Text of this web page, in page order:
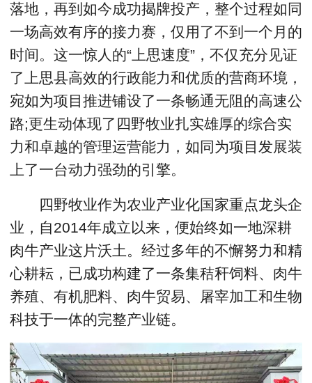
落地，再到如今成功揭牌投产，整个过程如同
一场高效有序的接力赛，仅用了不到一个月的
时间。这一惊人的“上思速度”，不仅充分见证
了上思县高效的行政能力和优质的营商环境，
宛如为项目推进铺设了一条畅通无阻的高速公
路;更生动体现了四野牧业扎实雄厚的综合实
力和卓越的管理运营能力，如同为项目发展装
上了一台动力强劲的引擎。
四野牧业作为农业产业化国家重点龙头企
业，自2014年成立以来，便始终如一地深耕
肉牛产业这片沃土。经过多年的不懈努力和精
心耕耘，已成功构建了一条集秸秆饲料、肉牛
养殖、有机肥料、肉牛贸易、屠宰加工和生物
科技于一体的完整产业链。